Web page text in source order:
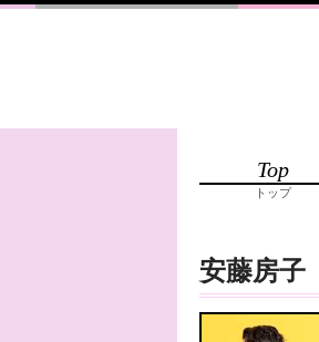
Top
トップ
安藤房子